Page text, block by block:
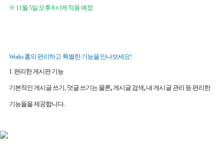
※ 11 월 5일 오후8시에 적용 예정
Works홈의 편리하고 특별한 기능을 만나보세요!
1. 편리한 게시판 기능
기본적인 게시글 쓰기 덧글 쓰기는 물론, 게시글 검색,내 게시글 관리 등 편리한
기능들을 제공합니다.